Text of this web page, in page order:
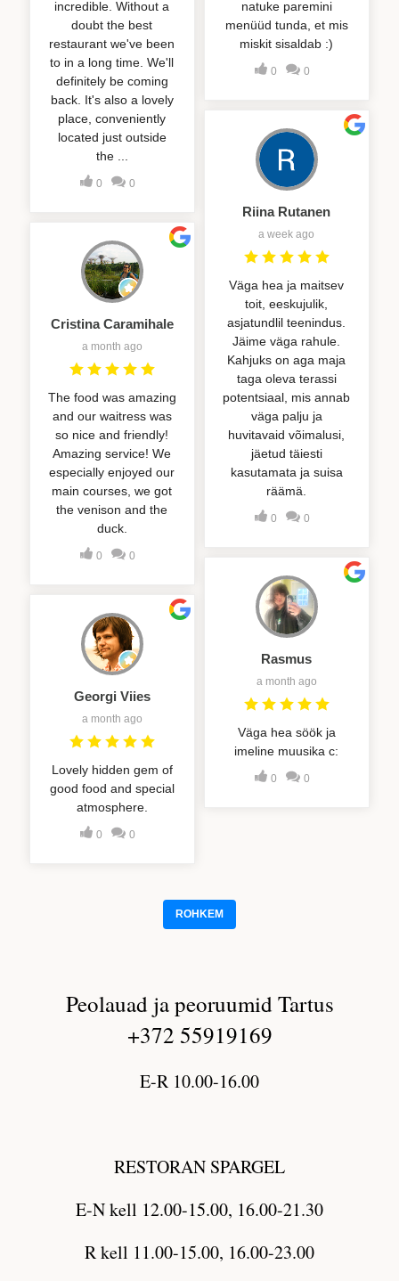
Peolauad ja peoruumid Tartus
+372 55919169
E-R 10.00-16.00
RESTORAN SPARGEL
E-N kell 12.00-15.00, 16.00-21.30
R kell 11.00-15.00, 16.00-23.00